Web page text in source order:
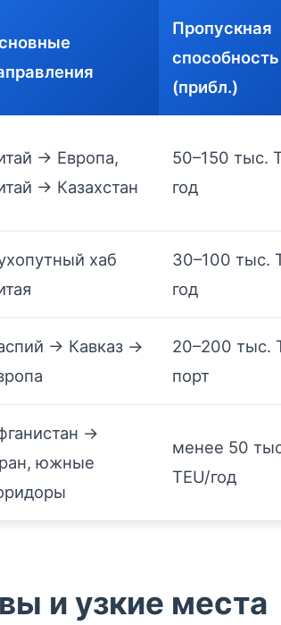
Пропускная
способность
(прибл.)
→ Европа,
→ Казахстан
50–150 тыс.
год
хаб
30–100 тыс.
год
→ Кавказ →
20–200 тыс.
порт
→
южные
менее 50
TEU/год
и узкие места